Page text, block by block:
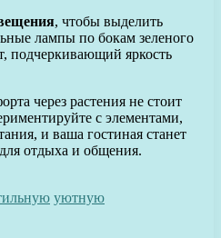
, чтобы выделить
лампы по бокам зеленого
подчеркивающий яркость
через растения не стоит
с элементами,
и ваша гостиная станет
отдыха и общения.
уютную